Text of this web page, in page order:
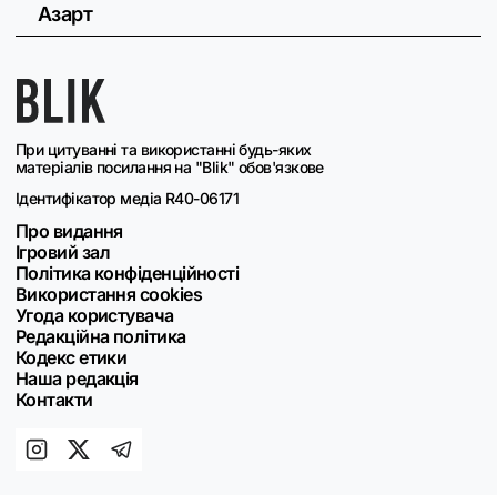
При цитуванні та використанні будь-яких
матеріалів посилання на "Blik" обов'язкове
Ідентифікатор медіа R40-06171
Про видання
Ігровий зал
Політика конфіденційності
Використання cookies
Угода користувача
Редакційна політика
Кодекс етики
Наша редакція
Контакти
Азарт